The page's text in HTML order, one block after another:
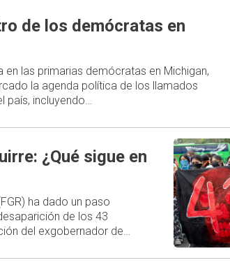
de los demócratas en
las primarias demócratas en Michigan,
la agenda política de los llamados
país, incluyendo…
¿Qué sigue en
ha dado un paso
de los 43
del exgobernador de…